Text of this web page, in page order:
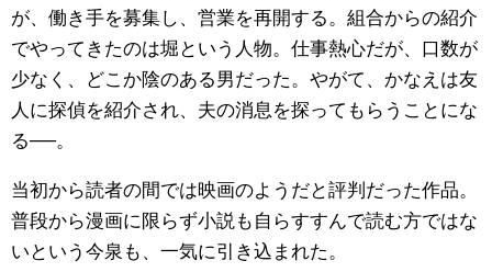
が、働き手を募集し、営業を再開する。組合からの紹介
でやってきたのは堀という人物。仕事熱心だが、口数が
少なく、どこか陰のある男だった。やがて、かなえは友
人に探偵を紹介され、夫の消息を探ってもらうことにな
る──。
当初から読者の間では映画のようだと評判だった作品。
普段から漫画に限らず小説も自らすすんで読む方ではな
いという今泉も、一気に引き込まれた。